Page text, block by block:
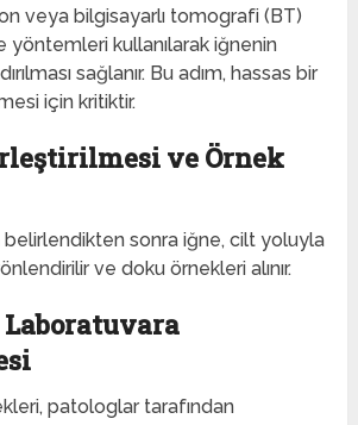
veya bilgisayarlı tomografi (BT)
yöntemleri kullanılarak iğnenin
sağlanır. Bu adım, hassas bir
için kritiktir.
ve Örnek
sonra iğne, cilt yoluyla
ve doku örnekleri alınır.
patologlar tarafından